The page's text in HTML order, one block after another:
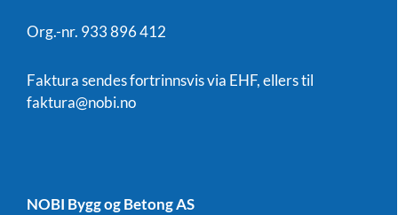
Org.-nr. 933 896 412
Faktura sendes fortrinnsvis via EHF, ellers til
faktura@nobi.no
NOBI Bygg og Betong AS